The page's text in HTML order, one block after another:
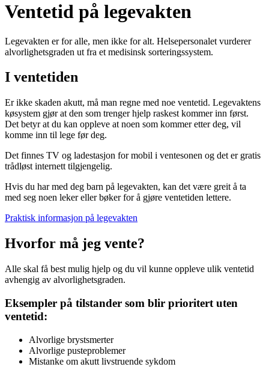
Ventetid på legevakten
Legevakten er for alle, men ikke for alt. Helsepersonalet vurderer
alvorlighetsgraden ut fra et medisinsk sorteringssystem.
I ventetiden
Er ikke skaden akutt, må man regne med noe ventetid. Legevaktens
køsystem gjør at den som trenger hjelp raskest kommer inn først.
Det betyr at du kan oppleve at noen som kommer etter deg, vil
komme inn til lege før deg.
Det finnes TV og ladestasjon for mobil i ventesonen og det er gratis
trådløst internett tilgjengelig.
Hvis du har med deg barn på legevakten, kan det være greit å ta
med seg noen leker eller bøker for å gjøre ventetiden lettere.
Praktisk informasjon på legevakten
Hvorfor må jeg vente?
Alle skal få best mulig hjelp og du vil kunne oppleve ulik ventetid
avhengig av alvorlighetsgraden.
Eksempler på tilstander som blir prioritert uten
ventetid:
Alvorlige brystsmerter
Alvorlige pusteproblemer
Mistanke om akutt livstruende sykdom